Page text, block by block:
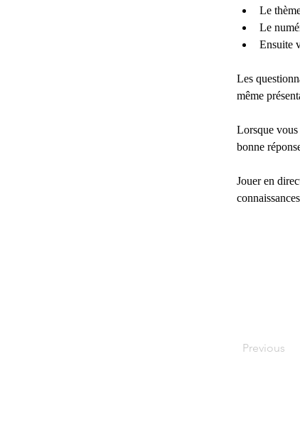
Le
Le
Ensuite
Les
même
Lorsque vous
bonne
Jouer en
Previous